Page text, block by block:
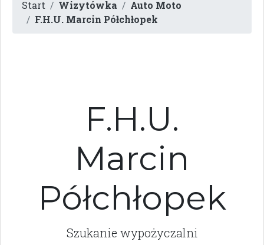
Start Wizytówka
Auto Moto
F.H.U. Marcin Półchłopek
F.H.U.
Marcin
Półchłopek
Szukanie wypożyczalni